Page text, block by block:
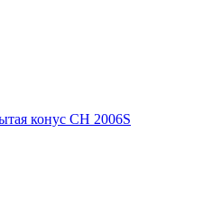
конус CH 2006S